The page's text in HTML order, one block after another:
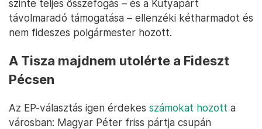
szinte teljes összefogás – és a Kutyapárt
távolmaradó támogatása – ellenzéki kétharmadot és
nem fideszes polgármester hozott.
A Tisza majdnem utolérte a Fideszt
Pécsen
Az EP-választás igen érdekes számokat hozott a
városban: Magyar Péter friss pártja csupán